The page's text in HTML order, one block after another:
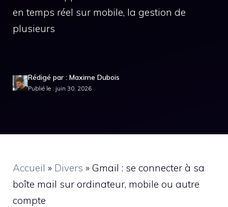
en temps réel sur mobile, la gestion de
plusieurs
Rédigé par : Maxime Dubois
Publié le : juin 30, 2026
Accueil » Divers » Gmail : se connecter à sa
boîte mail sur ordinateur, mobile ou autre
compte